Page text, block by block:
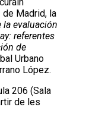
de Madrid, la
la evaluación
referentes
de
Urbano
López.
206 (Sala
de les